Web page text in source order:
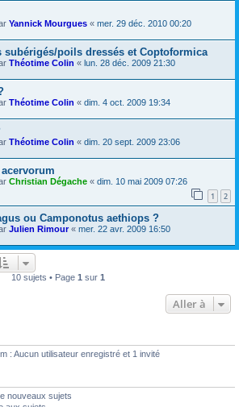
Yannick Mourgues « mer. 29 déc. 2010 00:20
subérigés/poils dressés et Coptoformica
Théotime Colin « lun. 28 déc. 2009 21:30
Théotime Colin « dim. 4 oct. 2009 19:34
Théotime Colin « dim. 20 sept. 2009 23:06
Christian Dégache « dim. 10 mai 2009 07:26
1 2
ou Camponotus aethiops ?
Julien Rimour« mer. 22 avr. 2009 16:50
10 sujets • Page 1 sur 1
Aller à
: Aucun utilisateur enregistré et 1 invité
nouveaux sujets